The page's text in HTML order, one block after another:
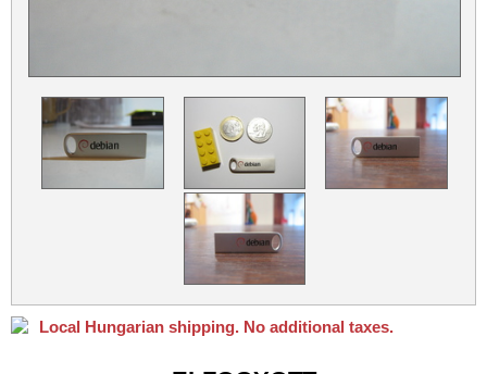
Ubuntu MATE Ubuntu Studio VLC
Xubuntu
Local Hungarian shipping. No additional taxes.